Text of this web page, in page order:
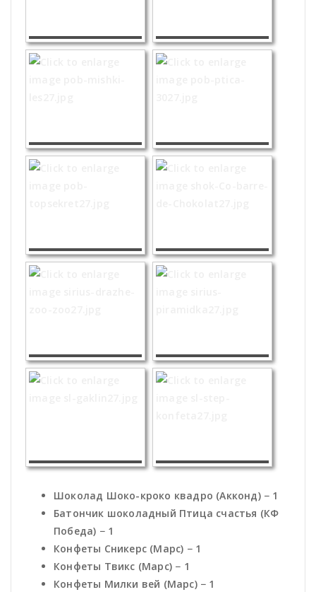
Шоколад Шоко-кроко квадро (Акконд) − 1
Батончик шоколадный Птица счастья (КФ
Победа) − 1
Конфеты Сникерс (Марс) − 1
Конфеты Твикс (Марс) − 1
Конфеты Милки вей (Марс) − 1